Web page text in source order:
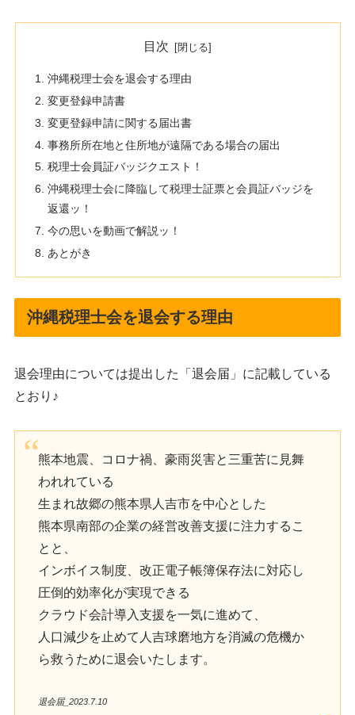
目次
沖縄税理士会を退会する理由
変更登録申請書
変更登録申請に関する届出書
事務所所在地と住所地が遠隔である場合の届出
税理士会員証バッジクエスト！
沖縄税理士会に降臨して税理士証票と会員証バッジを
返還ッ！
今の思いを動画で解説ッ！
あとがき
沖縄税理士会を退会する理由
退会理由については提出した「退会届」に記載している
とおり♪
熊本地震、コロナ禍、豪雨災害と三重苦に見舞
われれている
生まれ故郷の熊本県人吉市を中心とした
熊本県南部の企業の経営改善支援に注力するこ
とと、
インボイス制度、改正電子帳簿保存法に対応し
圧倒的効率化が実現できる
クラウド会計導入支援を一気に進めて、
人口減少を止めて人吉球磨地方を消滅の危機か
ら救うために退会いたします。
退会届_2023.7.10